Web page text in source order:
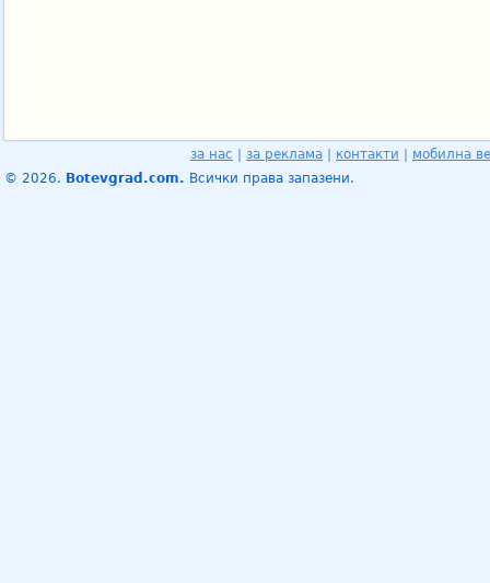
за нас за реклама контакти
мобилна
© 2026. Botevgrad.com. Всички права запазени.